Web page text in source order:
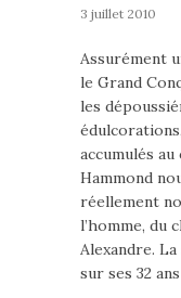
3 juillet 2010
Assurément
le Grand
les
accumulés
Hammond
réellement
l’homme, du
Alexandre. La
sur ses 32